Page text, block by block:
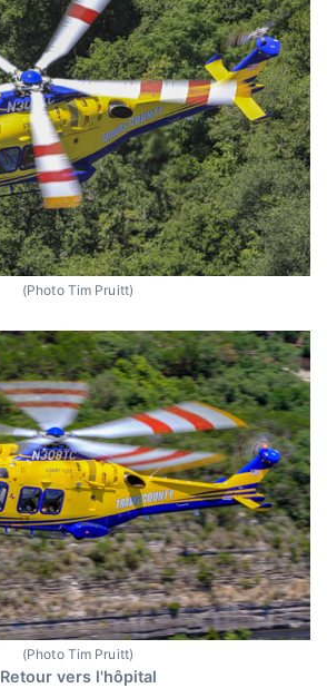
(Photo Tim Pruitt)
(Photo Tim Pruitt)
Retour vers l'hôpital